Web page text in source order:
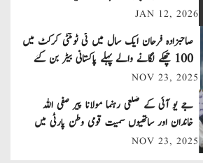
JAN 12, 2026
صاحبزادہ فرحان ایک سال میں ٹی ٹوئنٹی کرکٹ میں
100 چھکے لگانے والے پہلے پاکستانی بیٹر بن گئے
NOV 23, 2025
جے یو آئی کے ضلعی رہنما مولانا پیر صفی اللہ
خاندان اور ساتھیوں سمیت قومی وطن پارٹی میں
شامل
NOV 23, 2025